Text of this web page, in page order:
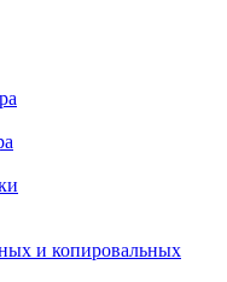
и копировальных